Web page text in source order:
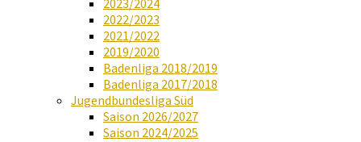
2023/2024
2022/2023
2021/2022
2019/2020
Badenliga 2018/2019
Badenliga 2017/2018
Jugendbundesliga Süd
Saison 2026/2027
Saison 2024/2025